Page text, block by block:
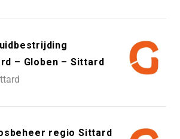
– Globen – Sittard
regio Sittard